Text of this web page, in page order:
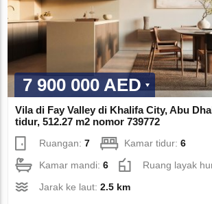
7 900 000 AED
Vila di Fay Valley di Khalifa City, Abu
tidur, 512.27 m2 nomor 739772
Ruangan:7 Kamar tidur:6
Kamar mandi:6 Ruang layak
Jarak ke laut:2.5 km